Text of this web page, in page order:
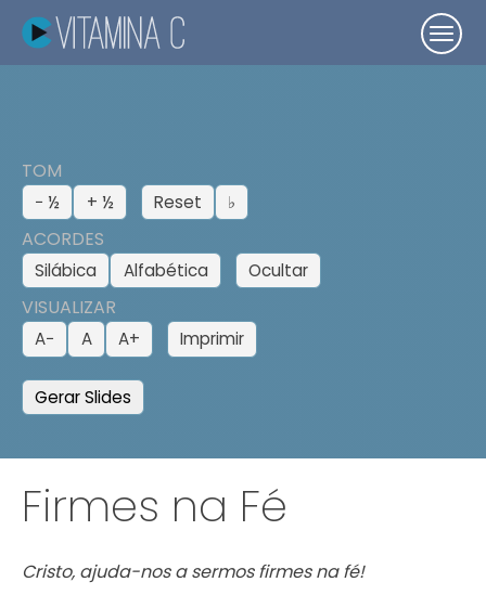
TOM
− ½ + ½ Reset ♭
ACORDES
Silábica Alfabética Ocultar
VISUALIZAR
A− A A+ Imprimir
Gerar Slides
Firmes na Fé
Cristo, ajuda-nos a sermos firmes na fé!